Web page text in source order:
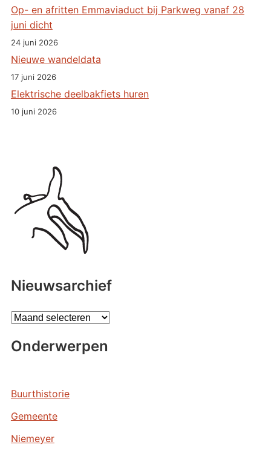
Op- en afritten Emmaviaduct bij Parkweg vanaf 28
juni dicht
24 juni 2026
Nieuwe wandeldata
17 juni 2026
Elektrische deelbakfiets huren
10 juni 2026
Nieuwsarchief
A
c
e
e
n
Onderwerpen
Buurthistorie
Gemeente
Niemeyer